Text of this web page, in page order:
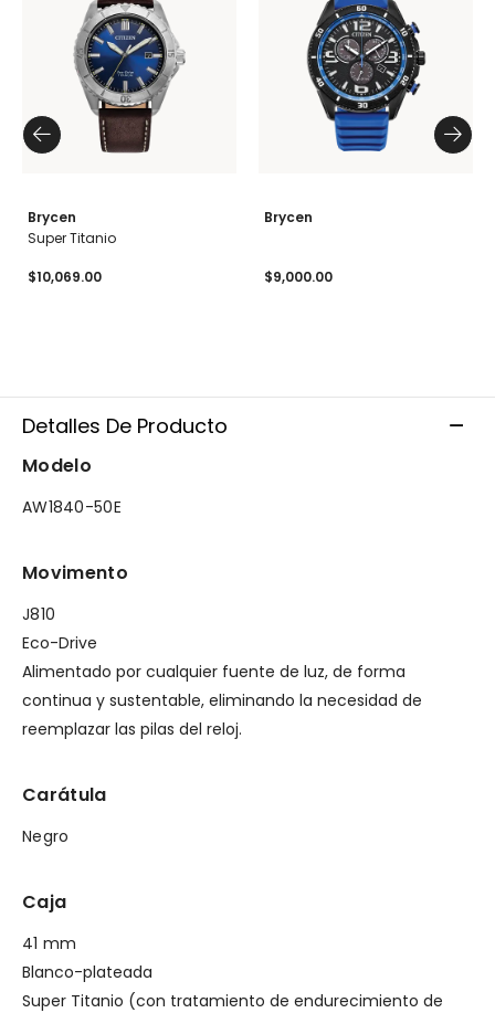
Brycen
Super Titanio
$10,069.00
Brycen
$9,000.00
Detalles De Producto
Modelo
AW1840-50E
Movimento
J810
Eco-Drive
Alimentado por cualquier fuente de luz, de forma
continua y sustentable, eliminando la necesidad de
reemplazar las pilas del reloj.
Carátula
Negro
Caja
41 mm
Blanco-plateada
Super Titanio (con tratamiento de endurecimiento de